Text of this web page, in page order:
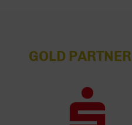
GOLD PARTNER